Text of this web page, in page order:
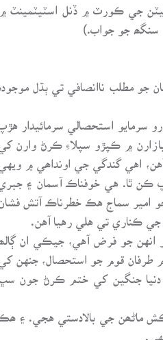
جي سيشن جج مس. ليونارڊ ميڊليٽن جي ڪورٽ ۾ ڏنل اسٽيٽمينٽ ۾
سنگھ جو جواب.)
جو مطلب ناانصافي تي ٻڌل موجودہ
استحصالي سرمائيدار هڙپ
۾ ڪپڙو سپلاءِ ڪرڻ وارن کي
اهي گندگي جي اونداھي ۾ ويهي
ڪن ٿا. هي خوفناڪ آسمان ۽ جبري
امير سماج هڪ خطرناڪ آتش فشان
ڪناري تي هلي رهيا آهن.
انهن جو فرض آهي، جيڪي ان ڳالھ
طرفان قوم جو استحصال، جنهن کي
دنيا جنگين کي ختم ڪرڻ جون سڀ
ڪش ماڻھن جي بالادستي هجي. ۽ ھڪ